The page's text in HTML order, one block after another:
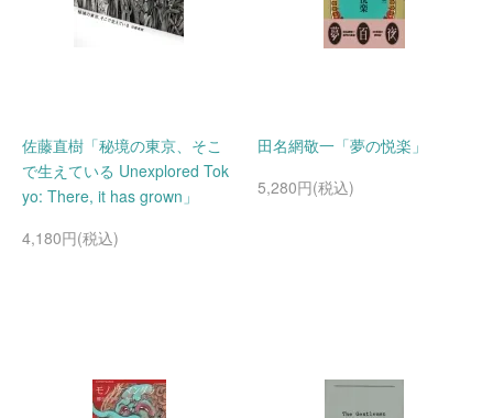
佐藤直樹「秘境の東京、そこ
で生えている Unexplored Tok
yo: There, it has grown」
4,180円(税込)
田名網敬一「夢の悦楽」
5,280円(税込)